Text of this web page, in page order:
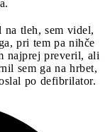
na tleh, sem videl,
pri tem pa nihče
najprej preveril, ali
sem ga na hrbet,
po defibrilator.